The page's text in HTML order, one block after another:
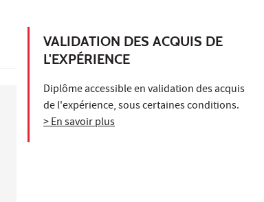
VALIDATION DES ACQUIS DE
L'EXPÉRIENCE
Diplôme accessible en validation des acquis
de l'expérience, sous certaines conditions.
> En savoir plus